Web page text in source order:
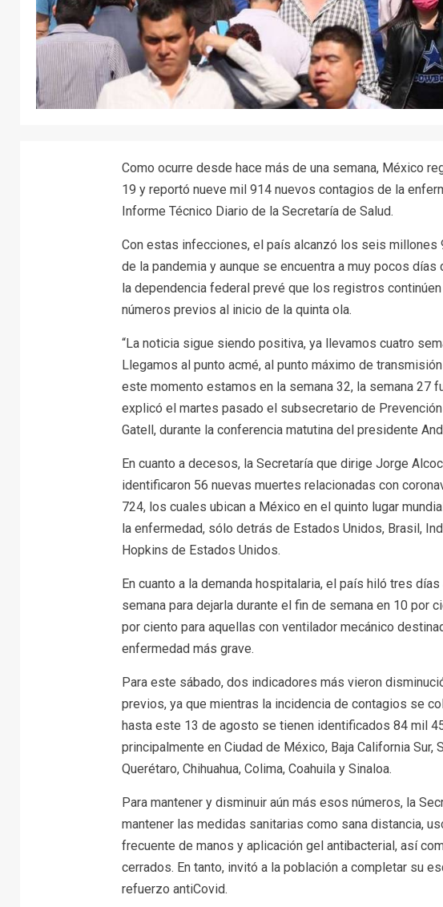
Como ocurre desde hace más de una semana, México
19 y reportó nueve mil 914 nuevos contagios de la
Informe Técnico Diario de la Secretaría de Salud.
Con estas infecciones, el país alcanzó los seis
de la pandemia y aunque se encuentra a muy pocos
la dependencia federal prevé que los registros
números previos al inicio de la quinta ola.
“La noticia sigue siendo positiva, ya llevamos cuatro
Llegamos al punto acmé, al punto máximo de
este momento estamos en la semana 32, la semana 27
explicó el martes pasado el subsecretario de
Gatell, durante la conferencia matutina del presidente
En cuanto a decesos, la Secretaría que dirige Jorge
identificaron 56 nuevas muertes relacionadas con
724, los cuales ubican a México en el quinto lugar
la enfermedad, sólo detrás de Estados Unidos, Brasil,
Hopkins de Estados Unidos.
En cuanto a la demanda hospitalaria, el país hiló tres
semana para dejarla durante el fin de semana en 10 por
por ciento para aquellas con ventilador mecánico
enfermedad más grave.
Para este sábado, dos indicadores más vieron
previos, ya que mientras la incidencia de contagios se
hasta este 13 de agosto se tienen identificados 84 mil
principalmente en Ciudad de México, Baja California
Querétaro, Chihuahua, Colima, Coahuila y Sinaloa.
Para mantener y disminuir aún más esos números, la
mantener las medidas sanitarias como sana distancia,
frecuente de manos y aplicación gel antibacterial, así
cerrados. En tanto, invitó a la población a completar su
refuerzo antiCovid.